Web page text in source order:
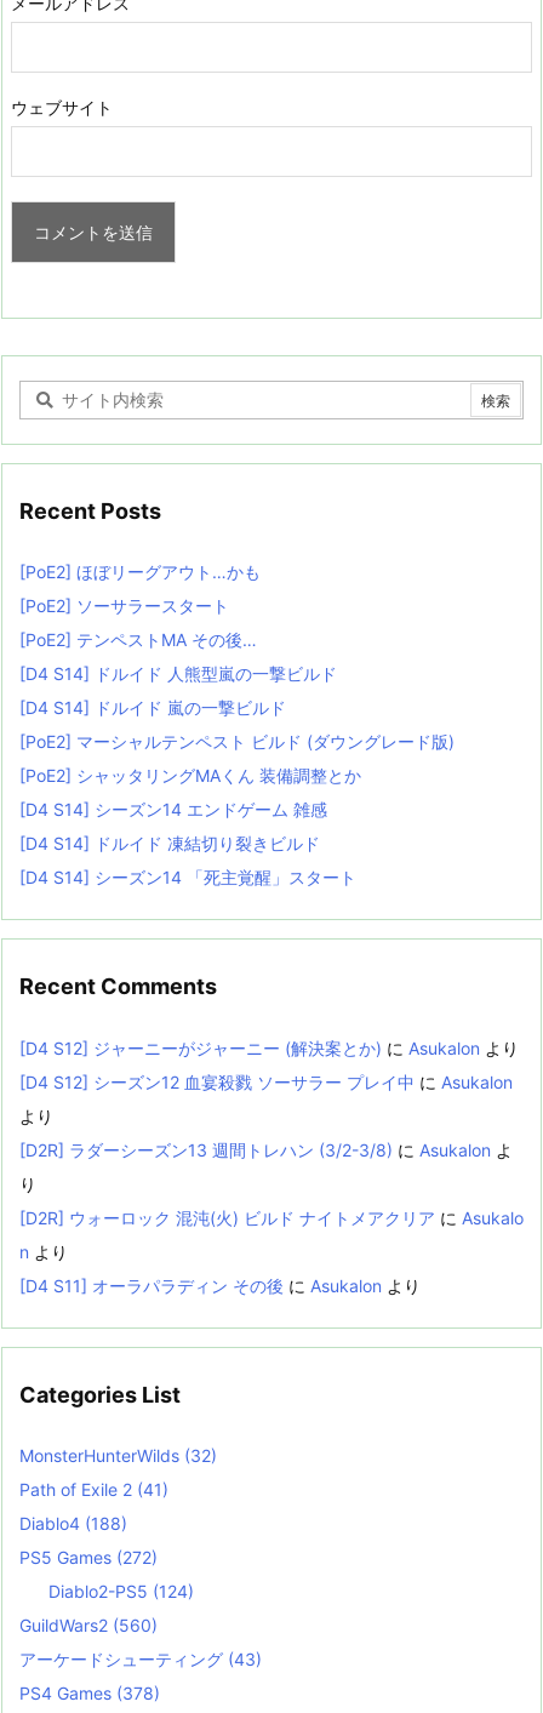
ウェブサイト
Recent Posts
[PoE2] ほぼリーグアウト…かも
[PoE2] ソーサラースタート
[PoE2] テンペストMA その後…
[D4 S14] ドルイド 人熊型嵐の一撃ビルド
[D4 S14] ドルイド 嵐の一撃ビルド
[PoE2] マーシャルテンペスト ビルド (ダウングレード版)
[PoE2] シャッタリングMAくん 装備調整とか
[D4 S14] シーズン14 エンドゲーム 雑感
[D4 S14] ドルイド 凍結切り裂きビルド
[D4 S14] シーズン14 「死主覚醒」スタート
Recent Comments
[D4 S12] ジャーニーがジャーニー (解決案とか) に Asukalon より
[D4 S12] シーズン12 血宴殺戮 ソーサラー プレイ中 に Asukalon
より
[D2R] ラダーシーズン13 週間トレハン (3/2-3/8) に Asukalon よ
り
[D2R] ウォーロック 混沌(火) ビルド ナイトメアクリア に Asukalo
n より
[D4 S11] オーラパラディン その後 に Asukalon より
Categories List
MonsterHunterWilds (32)
Path of Exile 2 (41)
Diablo4 (188)
PS5 Games (272)
Diablo2-PS5 (124)
GuildWars2 (560)
アーケードシューティング (43)
PS4 Games (378)